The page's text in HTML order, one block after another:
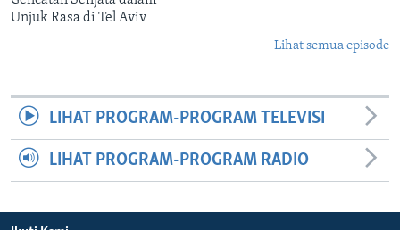
Unjuk Rasa di Tel Aviv
Lihat semua episode
LIHAT PROGRAM-PROGRAM TELEVISI
LIHAT PROGRAM-PROGRAM RADIO